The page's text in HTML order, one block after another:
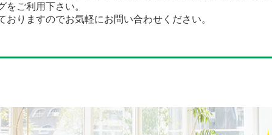
をご利用下さい。
りますのでお気軽にお問い合わせください。